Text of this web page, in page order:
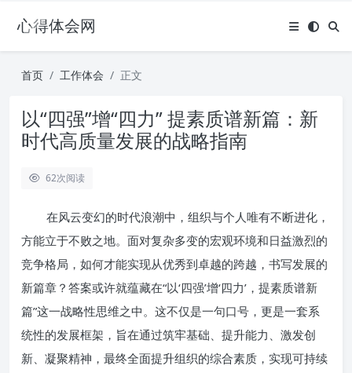
心得体会网
首页 工作体会 正文
以“四强”增“四力” 提素质谱新篇：新
时代高质量发展的战略指南
62次阅读
在风云变幻的时代浪潮中，组织与个人唯有不断进化，
方能立于不败之地。面对复杂多变的宏观环境和日益激烈的
竞争格局，如何才能实现从优秀到卓越的跨越，书写发展的
新篇章？答案或许就蕴藏在“以‘四强’增‘四力’，提素质谱新
篇”这一战略性思维之中。这不仅是一句口号，更是一套系
统性的发展框架，旨在通过筑牢基础、提升能力、激发创
新、凝聚精神，最终全面提升组织的综合素质，实现可持续